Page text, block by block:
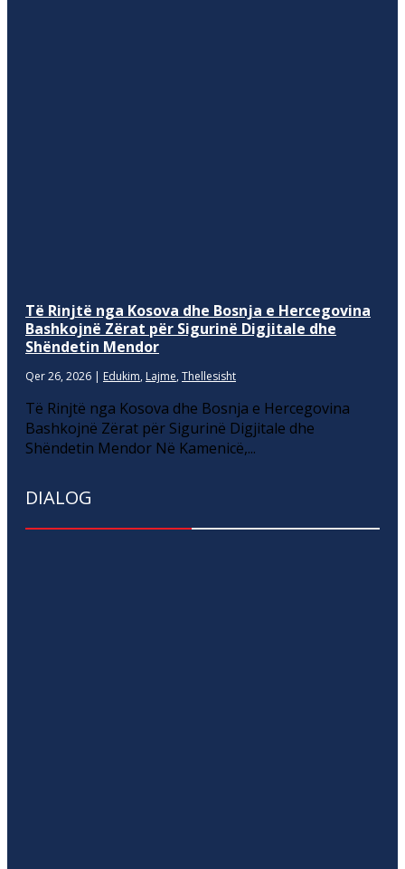
Të Rinjtë nga Kosova dhe Bosnja e Hercegovina
Bashkojnë Zërat për Sigurinë Digjitale dhe
Shëndetin Mendor
Qer 26, 2026 | Edukim, Lajme, Thellesisht
Të Rinjtë nga Kosova dhe Bosnja e Hercegovina
Bashkojnë Zërat për Sigurinë Digjitale dhe
Shëndetin Mendor Në Kamenicë,...
DIALOG